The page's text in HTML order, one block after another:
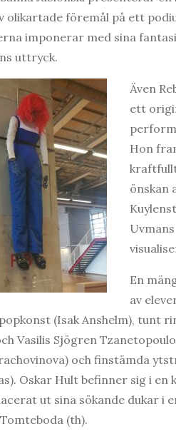
olikartade föremål på ett
imponerar med sina
uttryck.
Även
ett
Hon
önskan
En
av
(Isak Anshelm), tunt
Vasilis Sjögren
och finstämda
Oskar Hult befinner sig i
ut sina sökande dukar i
(th).